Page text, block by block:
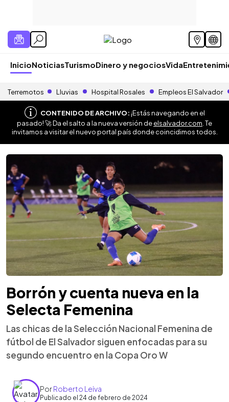
InicioNoticiasTurismoDinero y negociosVida
Terremotos Lluvias Hospital Rosales Empleos El Salvador
CONTENIDO DE ARCHIVO:¡Estás navegando en el
pasado! 🚀 Da el salto a la nueva versión deelsalvador.com . Te
invitamos a visitar el nuevo portal país donde coincidimos todos.
Borrón y cuenta nueva en la
Selecta Femenina
Las chicas de la Selección Nacional Femenina de
fútbol de El Salvador siguen enfocadas para su
segundo encuentro en la Copa Oro W
PorRoberto Leiva
Publicado el 24 de febrero de 2024